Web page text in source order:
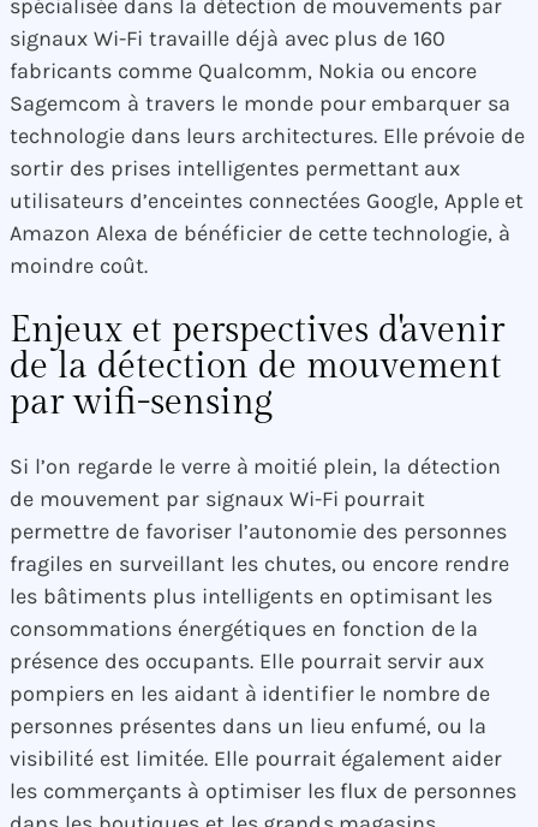
spécialisée dans la détection de mouvements par
signaux Wi-Fi travaille déjà avec plus de 160
fabricants comme Qualcomm, Nokia ou encore
Sagemcom à travers le monde pour embarquer sa
technologie dans leurs architectures. Elle prévoie de
sortir des prises intelligentes permettant aux
utilisateurs d’enceintes connectées Google, Apple et
Amazon Alexa de bénéficier de cette technologie, à
moindre coût.
Enjeux et perspectives d'avenir
de la détection de mouvement
par wifi-sensing
Si l’on regarde le verre à moitié plein, la détection
de mouvement par signaux Wi-Fi pourrait
permettre de favoriser l’autonomie des personnes
fragiles en surveillant les chutes, ou encore rendre
les bâtiments plus intelligents en optimisant les
consommations énergétiques en fonction de la
présence des occupants. Elle pourrait servir aux
pompiers en les aidant à identifier le nombre de
personnes présentes dans un lieu enfumé, ou la
visibilité est limitée. Elle pourrait également aider
les commerçants à optimiser les flux de personnes